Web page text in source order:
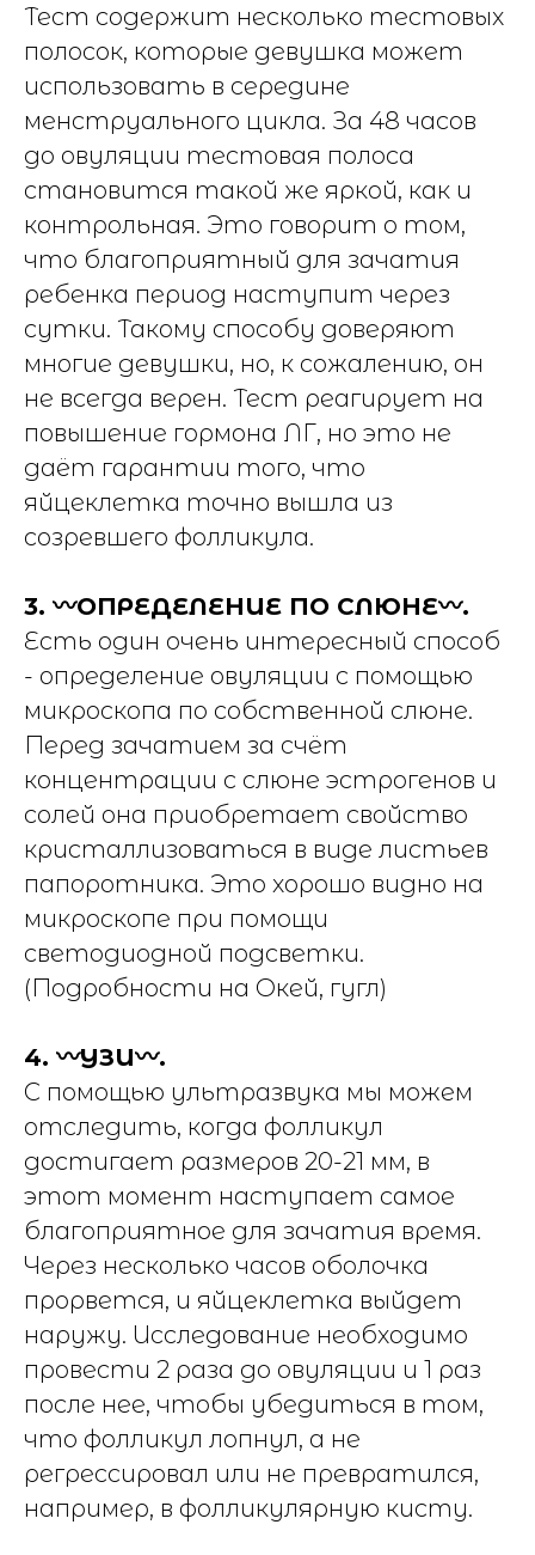
Тест содержит несколько тестовых
полосок, которые девушка может
использовать в середине
менструального цикла. За 48 часов
до овуляции тестовая полоса
становится такой же яркой, как и
контрольная. Это говорит о том,
что благоприятный для зачатия
ребенка период наступит через
сутки. Такому способу доверяют
многие девушки, но, к сожалению, он
не всегда верен. Тест реагирует на
повышение гормона ЛГ, но это не
даёт гарантии того, что
яйцеклетка точно вышла из
созревшего фолликула.
3. 〰️ОПРЕДЕЛЕНИЕ ПО СЛЮНЕ〰️.
Есть один очень интересный способ
- определение овуляции с помощью
микроскопа по собственной слюне.
Перед зачатием за счёт
концентрации с слюне эстрогенов и
солей она приобретает свойство
кристаллизоваться в виде листьев
папоротника. Это хорошо видно на
микроскопе при помощи
светодиодной подсветки.
(Подробности на Окей, гугл)
4. 〰️УЗИ〰️.
С помощью ультразвука мы можем
отследить, когда фолликул
достигает размеров 20-21 мм, в
этот момент наступает самое
благоприятное для зачатия время.
Через несколько часов оболочка
прорвется, и яйцеклетка выйдет
наружу. Исследование необходимо
провести 2 раза до овуляции и 1 раз
после нее, чтобы убедиться в том,
что фолликул лопнул, а не
регрессировал или не превратился,
например, в фолликулярную кисту.